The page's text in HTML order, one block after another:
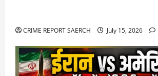
CRIME REPORT SAERCH July 15, 2026